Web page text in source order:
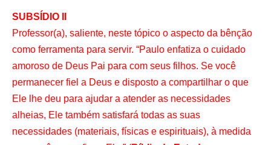
SUBSÍDIO II
Professor(a), saliente, neste tópico o aspecto da bênção
como ferramenta para servir. “Paulo enfatiza o cuidado
amoroso de Deus Pai para com seus filhos. Se você
permanecer fiel a Deus e disposto a compartilhar o que
Ele lhe deu para ajudar a atender as necessidades
alheias, Ele também satisfará todas as suas
necessidades (materiais, físicas e espirituais), à medida